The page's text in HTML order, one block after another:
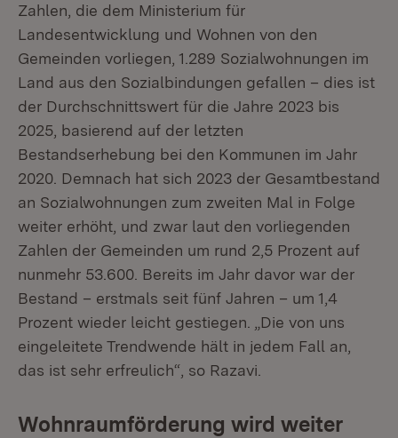
Zahlen, die dem Ministerium für
Landesentwicklung und Wohnen von den
Gemeinden vorliegen, 1.289 Sozialwohnungen im
Land aus den Sozialbindungen gefallen – dies ist
der Durchschnittswert für die Jahre 2023 bis
2025, basierend auf der letzten
Bestandserhebung bei den Kommunen im Jahr
2020. Demnach hat sich 2023 der Gesamtbestand
an Sozialwohnungen zum zweiten Mal in Folge
weiter erhöht, und zwar laut den vorliegenden
Zahlen der Gemeinden um rund 2,5 Prozent auf
nunmehr 53.600. Bereits im Jahr davor war der
Bestand – erstmals seit fünf Jahren – um 1,4
Prozent wieder leicht gestiegen. „Die von uns
eingeleitete Trendwende hält in jedem Fall an,
das ist sehr erfreulich“, so Razavi.
Wohnraumförderung wird weiter